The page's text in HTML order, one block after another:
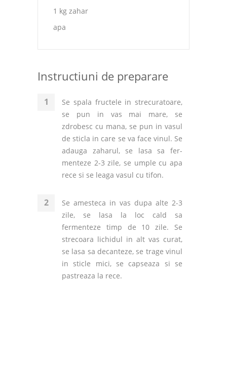
1 kg zahar
apa
Instructiuni de preparare
Se spala fructele in strecuratoare,
se pun in vas mai mare, se
zdrobesc cu mana, se pun in vasul
de sticla in care se va face vinul. Se
adauga zaharul, se lasa sa fer­
menteze 2-3 zile, se umple cu apa
rece si se leaga vasul cu tifon.
Se amesteca in vas dupa alte 2-3
zile, se lasa la loc cald sa
fermenteze timp de 10 zile. Se
strecoara lichi­dul in alt vas curat,
se lasa sa decanteze, se trage vinul
in sticle mici, se capseaza si se
pastreaza la rece.